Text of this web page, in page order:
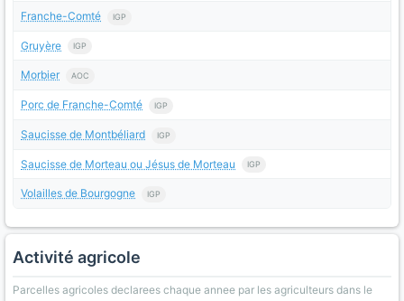
Franche-Comté IGP
Gruyère IGP
Morbier AOC
Porc de Franche-Comté IGP
Saucisse de Montbéliard IGP
Saucisse de Morteau ou Jésus de Morteau IGP
Volailles de Bourgogne IGP
Activité agricole
Parcelles agricoles declarees chaque annee par les agriculteurs dans le